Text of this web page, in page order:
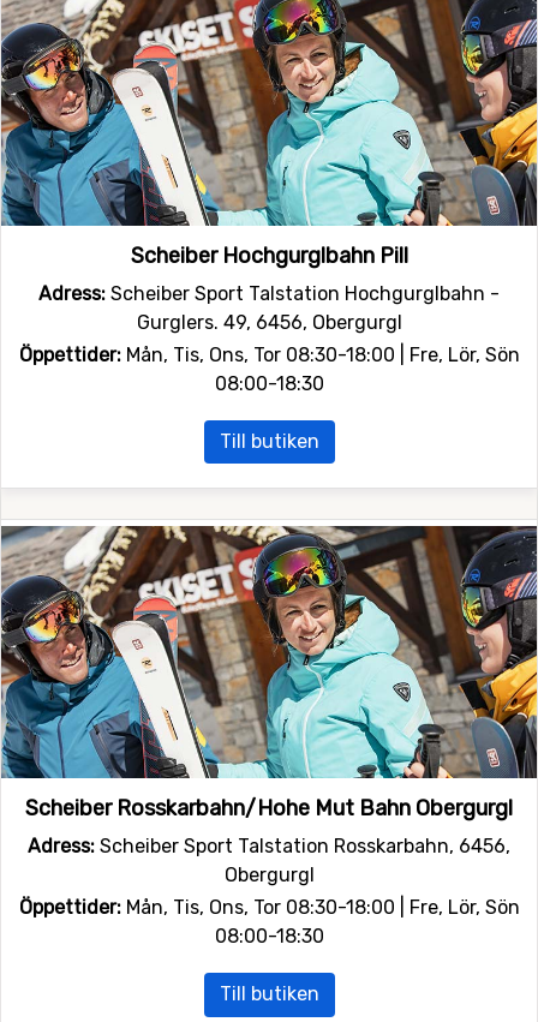
Scheiber Hochgurglbahn Pill
Adress: Scheiber Sport Talstation Hochgurglbahn -
Gurglers. 49, 6456, Obergurgl
Öppettider:Mån, Tis, Ons, Tor 08:30-18:00 | Fre, Lör, Sön
08:00-18:30
Till butiken
Scheiber Rosskarbahn/Hohe Mut Bahn Obergurgl
Adress: Scheiber Sport Talstation Rosskarbahn, 6456,
Obergurgl
Öppettider:Mån, Tis, Ons, Tor 08:30-18:00 | Fre, Lör, Sön
08:00-18:30
Till butiken